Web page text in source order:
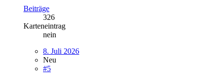
Beiträge
326
Karteneintrag
nein
8. Juli 2026
Neu
#5